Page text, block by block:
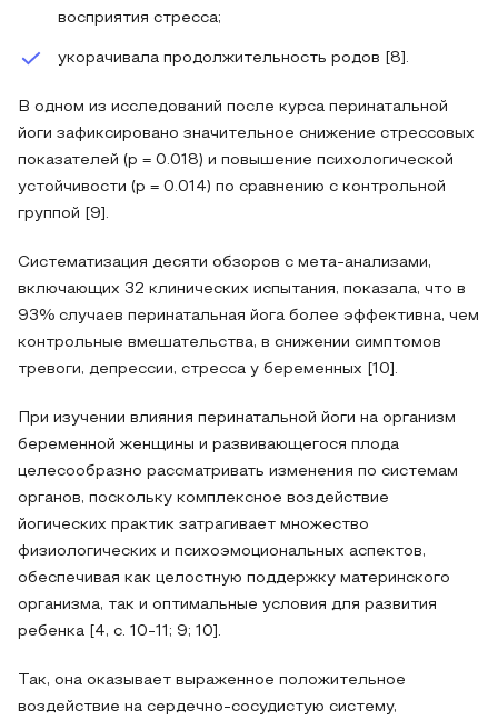
восприятия стресса;
укорачивала продолжительность родов [8].
В одном из исследований после курса перинатальной
йоги зафиксировано значительное снижение стрессовых
показателей (p = 0.018) и повышение психологической
устойчивости (p = 0.014) по сравнению с контрольной
группой [9].
Систематизация десяти обзоров с мета-анализами,
включающих 32 клинических испытания, показала, что в
93% случаев перинатальная йога более эффективна, чем
контрольные вмешательства, в снижении симптомов
тревоги, депрессии, стресса у беременных [10].
При изучении влияния перинатальной йоги на организм
беременной женщины и развивающегося плода
целесообразно рассматривать изменения по системам
органов, поскольку комплексное воздействие
йогических практик затрагивает множество
физиологических и психоэмоциональных аспектов,
обеспечивая как целостную поддержку материнского
организма, так и оптимальные условия для развития
ребенка [4, с. 10-11; 9; 10].
Так, она оказывает выраженное положительное
воздействие на сердечно-сосудистую систему,